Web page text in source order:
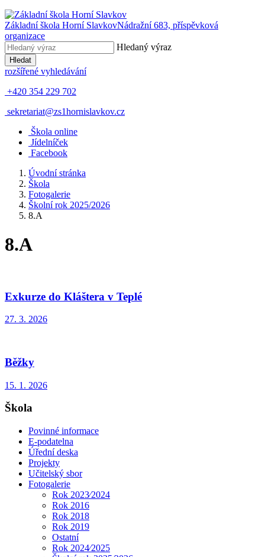
Základní škola Horní SlavkovNádražní 683, příspěvková
organizace
Hledaný výraz
Hledat
rozšířené vyhledávání
+420 354 229 702
sekretariat@zs1hornislavkov.cz
Škola online
Jídelníček
Facebook
Úvodní stránka
Škola
Fotogalerie
Školní rok 2025/2026
8.A
8.A
Exkurze do Kláštera v Teplé
27. 3. 2026
Běžky
15. 1. 2026
Škola
Povinné informace
E-podatelna
Úřední deska
Projekty
Učitelský sbor
Fotogalerie
Rok 2023⁄2024
Rok 2016
Rok 2018
Rok 2019
Ostatní
Rok 2024⁄2025